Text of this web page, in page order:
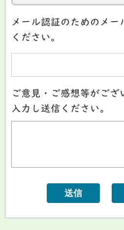
メール認証のためのメー
ください。
ご意見・ご感想等がござ
入力し送信ください。